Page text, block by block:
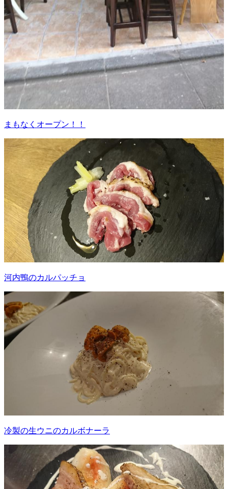
まもなくオープン！！
河内鴨のカルパッチョ
冷製の生ウニのカルボナーラ